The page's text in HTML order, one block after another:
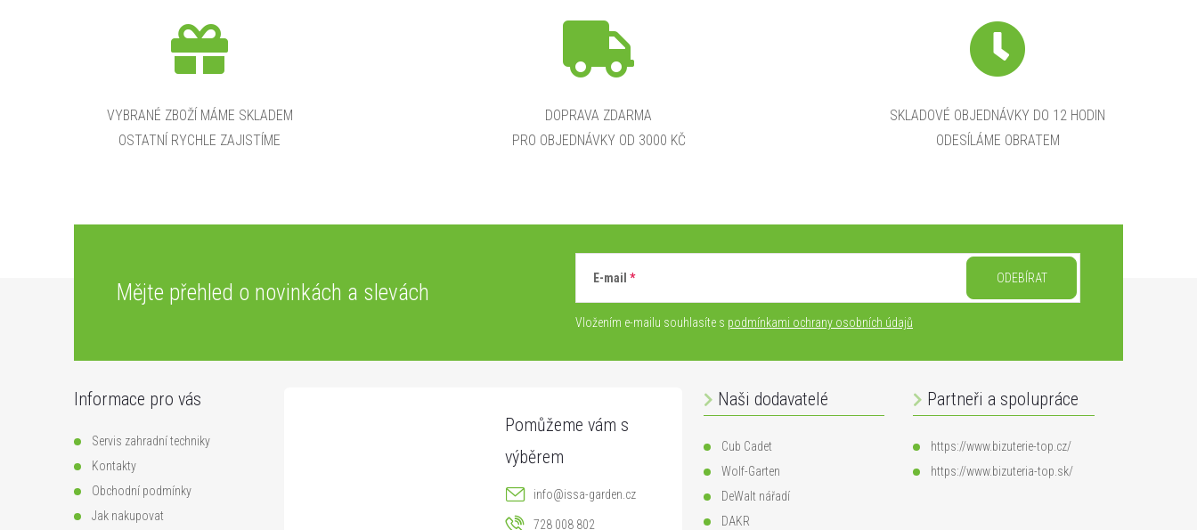
VYBRANÉ ZBOŽÍ MÁME SKLADEM
OSTATNÍ RYCHLE ZAJISTÍME
DOPRAVA ZDARMA
PRO OBJEDNÁVKY OD 3000 KČ
SKLADOVÉ OBJEDNÁVKY DO 12 HODIN
ODESÍLÁME OBRATEM
Mějte přehled o novinkách a slevách
E-mail
Vložením e-mailu souhlasíte s podmínkami ochrany osobních údajů
ODEBÍRAT
Informace pro vás
Servis zahradní techniky
Kontakty
Obchodní podmínky
Jak nakupovat
info@issa-garden.cz
728 008 802
Naši dodavatelé
Cub Cadet
Wolf-Garten
DeWalt nářadí
DAKR
Partneři a spolupráce
https://www.bizuterie-top.cz/
https://www.bizuteria-top.sk/